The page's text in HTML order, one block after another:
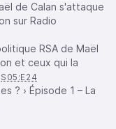
de Calan s'attaque
sur Radio
RSA de Maël
et ceux qui la
S05:E24
? › Épisode 1 – La